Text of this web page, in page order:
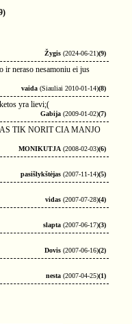
Žygis (2024-06-21)(9)
ir neraso nesamoniu ei jus
vaida (Siauliai 2010-01-14)(8)
yra lievi;(
Gabija (2009-01-02)(7)
TIK NORIT CIA MANJO
MONIKUTJA (2008-02-03)(6)
pasišlykštėjas (2007-11-14)(5)
vidas (2007-07-28)(4)
slapta (2007-06-17)(3)
Dovis (2007-06-16)(2)
nesta (2007-04-25)(1)